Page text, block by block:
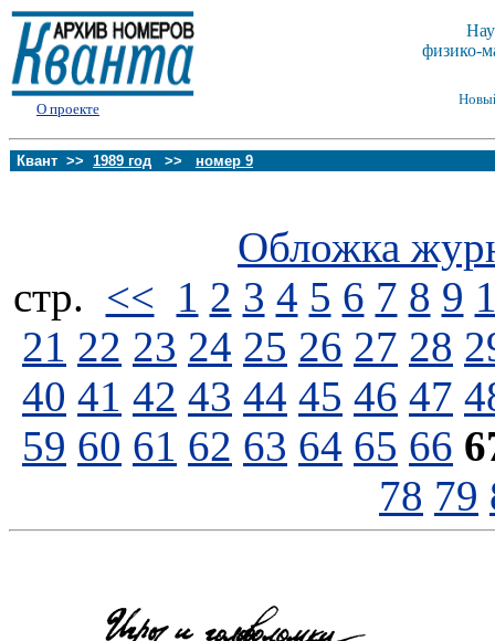
О проекте
физико-
Квант >> 1989 год >> номер 9
Обложка
стp. << 1 2 3 4 5 6 7 8 9
21 22 23 24 25 26 27 28
40 41 42 43 44 45 46 47
59 60 61 62 63 64 65 66
78 79